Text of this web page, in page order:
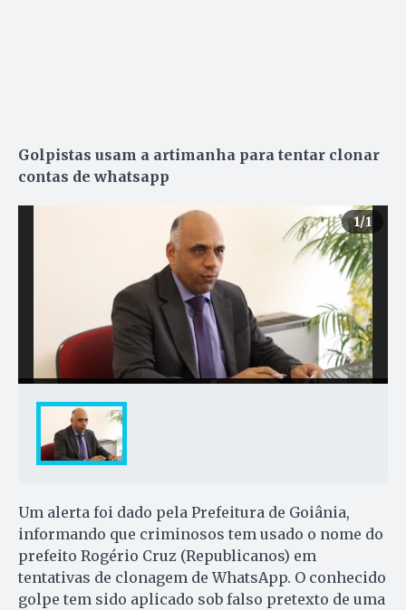
Golpistas usam a artimanha para tentar clonar
contas de whatsapp
1/1
Um alerta foi dado pela Prefeitura de Goiânia,
informando que criminosos tem usado o nome do
prefeito Rogério Cruz (Republicanos) em
tentativas de clonagem de WhatsApp. O conhecido
golpe tem sido aplicado sob falso pretexto de uma